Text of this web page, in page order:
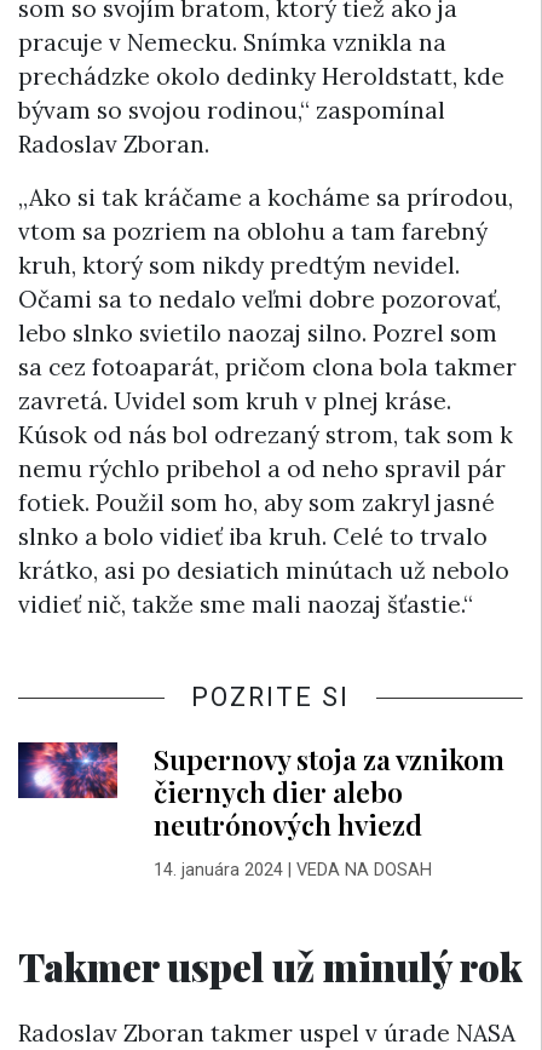
som so svojím bratom, ktorý tiež ako ja
pracuje v Nemecku. Snímka vznikla na
prechádzke okolo dedinky Heroldstatt, kde
bývam so svojou rodinou,“ zaspomínal
Radoslav Zboran.
„Ako si tak kráčame a kocháme sa prírodou,
vtom sa pozriem na oblohu a tam farebný
kruh, ktorý som nikdy predtým nevidel.
Očami sa to nedalo veľmi dobre pozorovať,
lebo slnko svietilo naozaj silno. Pozrel som
sa cez fotoaparát, pričom clona bola takmer
zavretá. Uvidel som kruh v plnej kráse.
Kúsok od nás bol odrezaný strom, tak som k
nemu rýchlo pribehol a od neho spravil pár
fotiek. Použil som ho, aby som zakryl jasné
slnko a bolo vidieť iba kruh. Celé to trvalo
krátko, asi po desiatich minútach už nebolo
vidieť nič, takže sme mali naozaj šťastie.“
POZRITE SI
Supernovy stoja za vznikom
čiernych dier alebo
neutrónových hviezd
14. januára 2024| VEDA NA DOSAH
Takmer uspel už minulý rok
Radoslav Zboran takmer uspel v úrade NASA